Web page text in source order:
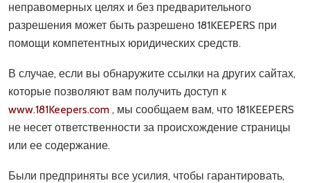
неправомерных целях и без предварительного
разрешения может быть разрешено 181KEEPERS при
помощи компетентных юридических средств.
В случае, если вы обнаружите ссылки на других сайтах,
которые позволяют вам получить доступ к
www.181Keepers.com , мы сообщаем вам, что 181KEEPERS
не несет ответственности за происхождение страницы
или ее содержание.
Были предприняты все усилия, чтобы гарантировать,